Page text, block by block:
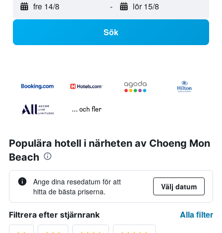
fre 14/8 - lör 15/8
Sök
... och fler
Populära hotell i närheten av Choeng Mon
Beach
Ange dina resedatum för att
hitta de bästa priserna.
Välj datum
Filtrera efter stjärnrank Alla filter